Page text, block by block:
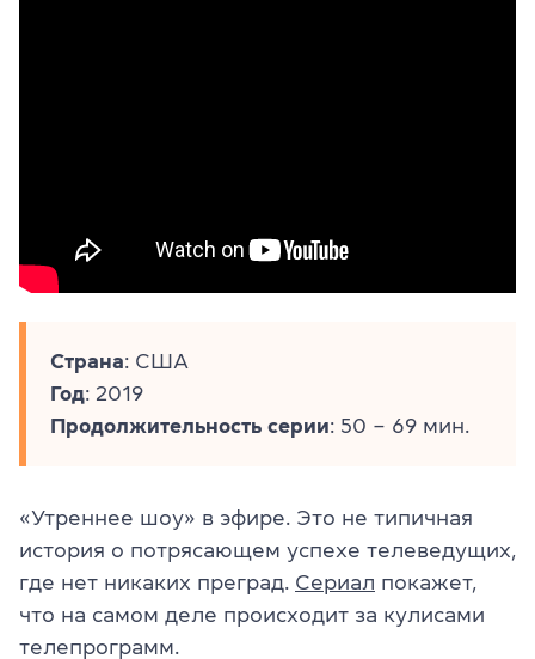
Страна: США
Год: 2019
Продолжительность серии: 50 – 69 мин.
«Утреннее шоу» в эфире. Это не типичная
история о потрясающем успехе телеведущих,
где нет никаких преград. Сериал покажет,
что на самом деле происходит за кулисами
телепрограмм.